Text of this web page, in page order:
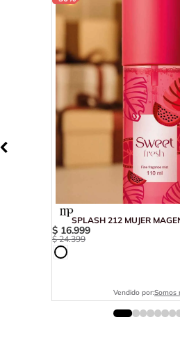
SPLASH 212 MUJER
$ 16.999
$ 24.399
Vendido por:Somos